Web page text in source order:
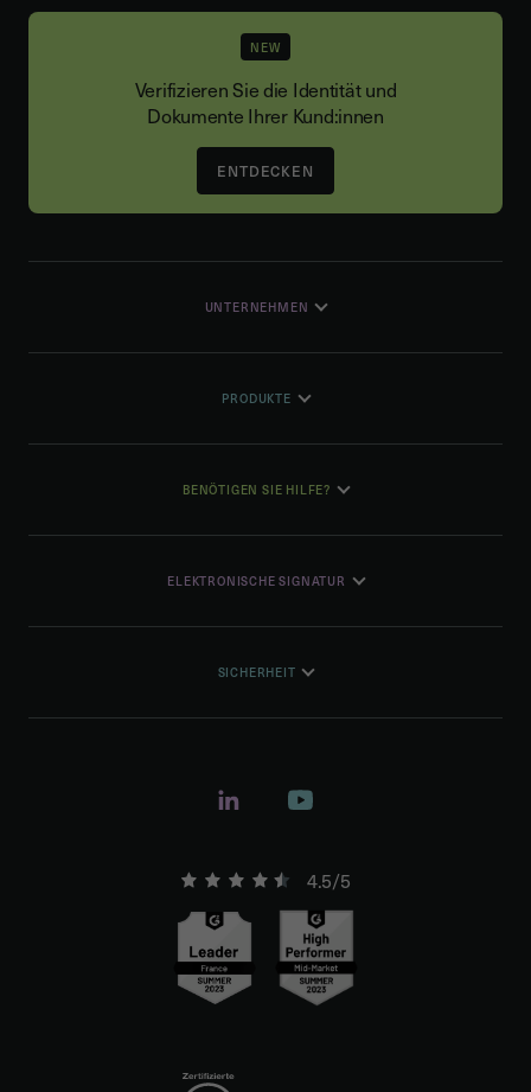
NEW
Verifizieren Sie die Identität und
Dokumente Ihrer Kund:innen
ENTDECKEN
UNTERNEHMEN
PRODUKTE
BENÖTIGEN SIE HILFE?
ELEKTRONISCHE SIGNATUR
SICHERHEIT
4.5/5